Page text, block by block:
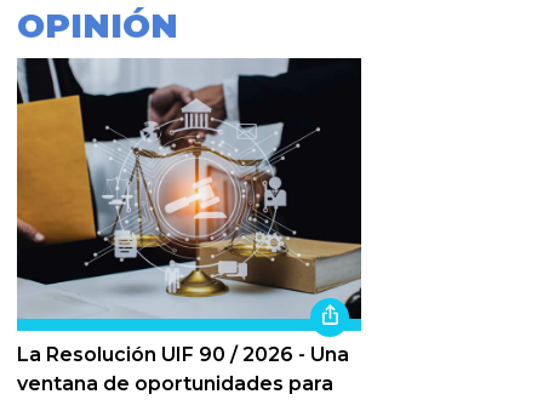
OPINIÓN
La Resolución UIF 90 / 2026 - Una
ventana de oportunidades para